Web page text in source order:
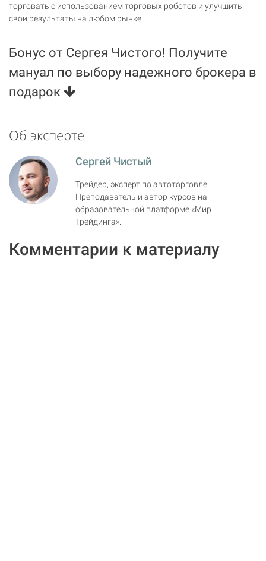
торговать с использованием торговых роботов и улучшить
свои результаты на любом рынке.
Бонус от Сергея Чистого! Получите
мануал по выбору надежного брокера в
подарок
Об эксперте
Сергей Чистый
Трейдер, эксперт по автоторговле.
Преподаватель и автор курсов на
образовательной платформе «Мир
Трейдинга».
Комментарии к материалу